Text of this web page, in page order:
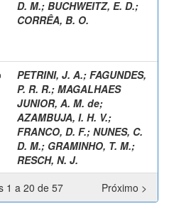
D. M.; BUCHWEITZ, E. D.;
CORRÊA, B. O.
PETRINI, J. A.; FAGUNDES,
P. R. R.; MAGALHAES
JUNIOR, A. M. de;
AZAMBUJA, I. H. V.;
FRANCO, D. F.; NUNES, C.
D. M.; GRAMINHO, T. M.;
RESCH, N. J.
1 a 20 de 57
Próximo >